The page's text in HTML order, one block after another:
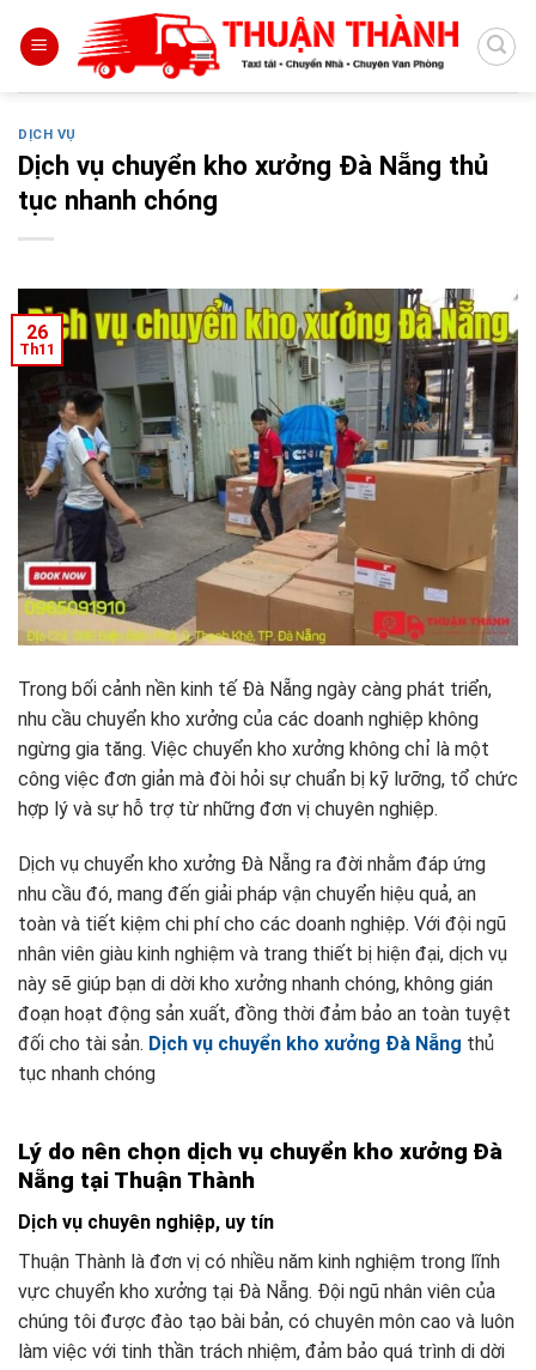
content
DỊCH VỤ
Dịch vụ chuyển kho xưởng Đà Nẵng thủ
tục nhanh chóng
26
Th11
Trong bối cảnh nền kinh tế Đà Nẵng ngày càng phát triển,
nhu cầu chuyển kho xưởng của các doanh nghiệp không
ngừng gia tăng. Việc chuyển kho xưởng không chỉ là một
công việc đơn giản mà đòi hỏi sự chuẩn bị kỹ lưỡng, tổ chức
hợp lý và sự hỗ trợ từ những đơn vị chuyên nghiệp.
Dịch vụ chuyển kho xưởng Đà Nẵng ra đời nhằm đáp ứng
nhu cầu đó, mang đến giải pháp vận chuyển hiệu quả, an
toàn và tiết kiệm chi phí cho các doanh nghiệp. Với đội ngũ
nhân viên giàu kinh nghiệm và trang thiết bị hiện đại, dịch vụ
này sẽ giúp bạn di dời kho xưởng nhanh chóng, không gián
đoạn hoạt động sản xuất, đồng thời đảm bảo an toàn tuyệt
đối cho tài sản. Dịch vụ chuyển kho xưởng Đà Nẵng thủ
tục nhanh chóng
Lý do nên chọn dịch vụ chuyển kho xưởng Đà
Nẵng tại Thuận Thành
Dịch vụ chuyên nghiệp, uy tín
Thuận Thành là đơn vị có nhiều năm kinh nghiệm trong lĩnh
vực chuyển kho xưởng tại Đà Nẵng. Đội ngũ nhân viên của
chúng tôi được đào tạo bài bản, có chuyên môn cao và luôn
làm việc với tinh thần trách nhiệm, đảm bảo quá trình di dời